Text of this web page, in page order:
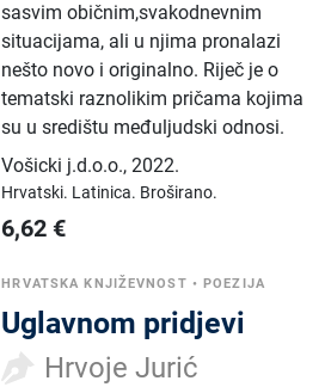
sasvim običnim,svakodnevnim
situacijama, ali u njima pronalazi
nešto novo i originalno. Riječ je o
tematski raznolikim pričama kojima
su u središtu međuljudski odnosi.
Vošicki j.d.o.o.,2022.
Hrvatski. Latinica. Broširano.
6,62 €
HRVATSKA KNJIŽEVNOST • POEZIJA
Uglavnom pridjevi
Hrvoje Jurić